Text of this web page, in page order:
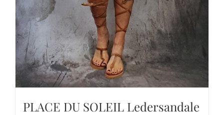
PLACE DU SOLEIL Ledersandale